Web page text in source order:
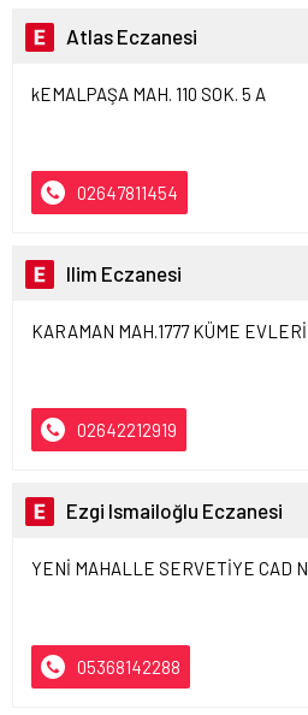
Atlas Eczanesi
kEMALPAŞA MAH. 110 SOK. 5 A
02647811454
Ilim Eczanesi
KARAMAN MAH.1777 KÜME
02642212919
Ezgi Ismailoğlu Eczanesi
YENİ MAHALLE SERVETİYE CAD
05368142288